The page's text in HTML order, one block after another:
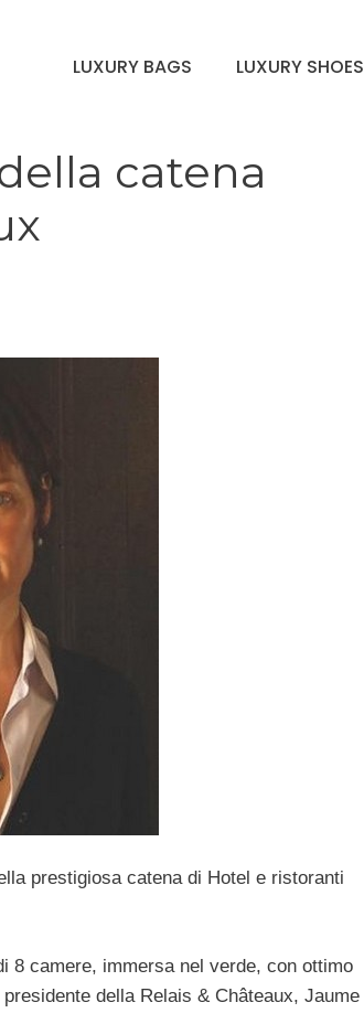
LUXURY BAGS LUXURY SHOES
catena
prestigiosa catena di Hotel e ristoranti
8 camere, immersa nel verde, con ottimo
della Relais & Châteaux, Jaume